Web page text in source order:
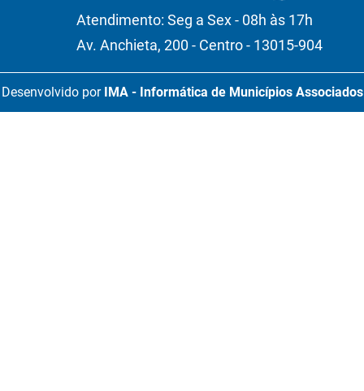
Atendimento: Seg a Sex - 08h às 17h
Av. Anchieta, 200 - Centro - 13015-904
Desenvolvido por IMA - Informática de Municípios Associados